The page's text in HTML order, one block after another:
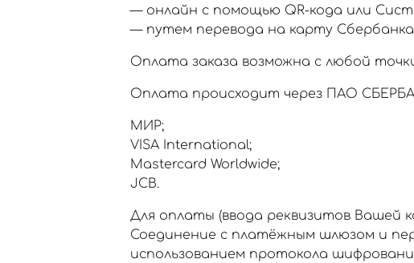
— онлайн с помощью QR-кода или
— путем перевода на карту Сбербанка
Оплата заказа возможна с любой
Оплата происходит через ПАО
МИР;
VISA International;
Mastercard Worldwide;
JCB.
Для оплаты (ввода реквизитов
Соединение с платёжным шлюзом и
использованием протокола